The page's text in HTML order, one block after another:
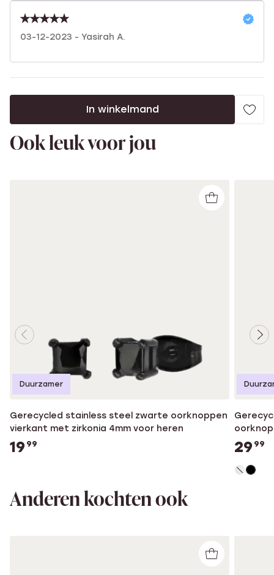
03-12-2023 - Yasirah A.
In winkelmand
Ook leuk voor jou
Gerecycled stainless steel zwarte oorknoppen
vierkant met zirkonia 4mm voor heren
19 99
Duurzamer
29 99
Anderen kochten ook